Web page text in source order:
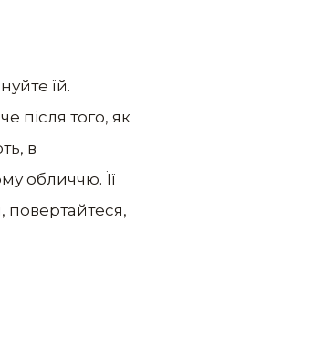
їй.
після того, як
в
обличчю. Її
повертайтеся,